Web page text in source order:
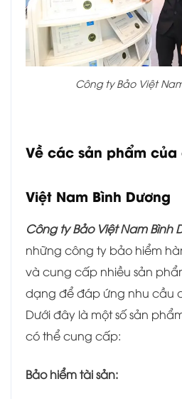
Công ty Bảo Việt
Về các sản phẩm của
Việt Nam Bình Dương
Công ty Bảo Việt Nam Bình
những công ty bảo hiểm
và cung cấp nhiều sản
dạng để đáp ứng nhu cầu
Dưới đây là một số sản
có thể cung cấp:
Bảo hiểm tài sản: